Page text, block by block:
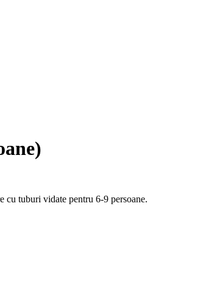
tuburi vidate pentru 6-9 persoane.